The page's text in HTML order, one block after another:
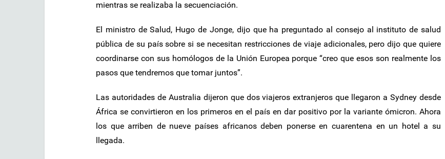
mientras se realizaba la secuenciación.
El ministro de Salud, Hugo de Jonge, dijo que ha preguntado al consejo al instituto de salud
pública de su país sobre si se necesitan restricciones de viaje adicionales, pero dijo que quiere
coordinarse con sus homólogos de la Unión Europea porque “creo que esos son realmente los
pasos que tendremos que tomar juntos”.
Las autoridades de Australia dijeron que dos viajeros extranjeros que llegaron a Sydney desde
África se convirtieron en los primeros en el país en dar positivo por la variante ómicron. Ahora
los que arriben de nueve países africanos deben ponerse en cuarentena en un hotel a su
llegada.